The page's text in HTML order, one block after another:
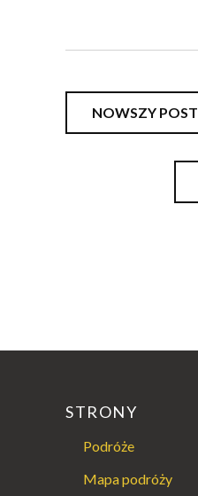
NOWSZY POST
STRONY
Podróże
Mapa podróży